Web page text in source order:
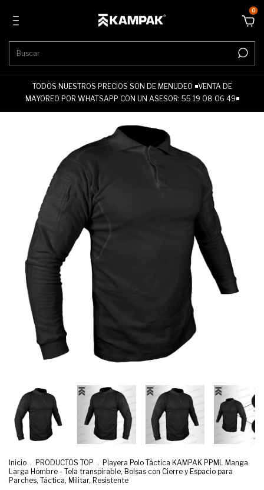
0
TODOS NUESTROS PRECIOS SON DE MENUDEO ◾VENTA DE
MAYOREO POR WHATSAPP CON UN ASESOR: 55 19 08 06 49◾
Inicio . PRODUCTOS TOP . Playera Polo Táctica KAMPAK PPML Manga
Larga Hombre - Tela transpirable, Bolsas con Cierre y Espacio para
Parches, Táctica, Militar, Resistente